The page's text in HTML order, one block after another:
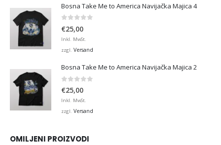
Bosna Take Me to America Navijačka Majica 4
€25,00
Inkl. MwSt.
zzgl. Versand
Bosna Take Me to America Navijačka Majica 2
0 von 5
€25,00
Inkl. MwSt.
zzgl. Versand
OMILJENI PROIZVODI